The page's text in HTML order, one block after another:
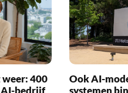
400
AI-bedrijf
Ook AI-
systemen